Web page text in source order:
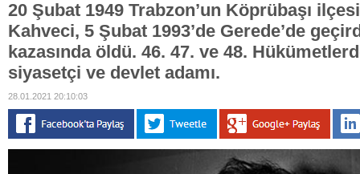
20 Şubat 1949 Trabzon’un Köprübaşı
Kahveci, 5 Şubat 1993’de Gerede’de
kazasında öldü. 46. 47. ve 48.
siyasetçi ve devlet adamı.
28.01.2021 20:10:03